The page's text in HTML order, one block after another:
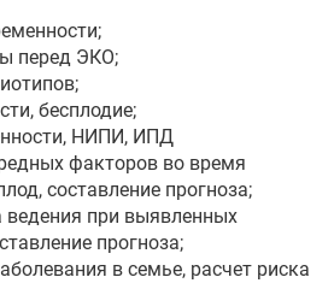
перед ЭКО;
бесплодие;
НИПИ, ИПД
факторов во время
составление прогноза;
ведения при выявленных
прогноза;
в семье, расчет риска